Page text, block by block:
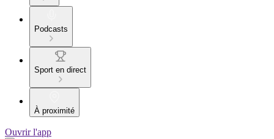
Podcasts
Sport en direct
À proximité
Ouvrir l'app